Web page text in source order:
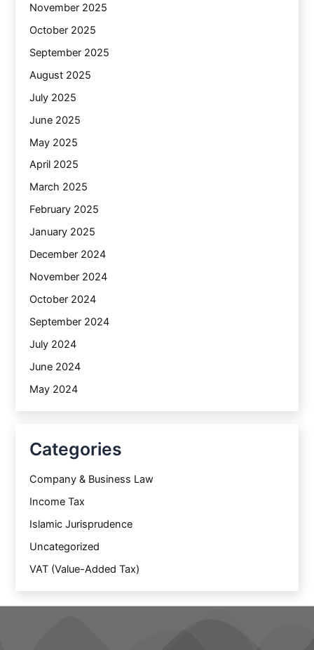
November 2025
October 2025
September 2025
August 2025
July 2025
June 2025
May 2025
April 2025
March 2025
February 2025
January 2025
December 2024
November 2024
October 2024
September 2024
July 2024
June 2024
May 2024
Categories
Company & Business Law
Income Tax
Islamic Jurisprudence
Uncategorized
VAT (Value-Added Tax)